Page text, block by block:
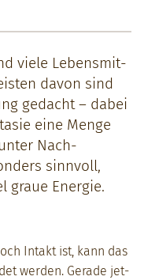
viele Lebens­mit­
davon sind
gedacht – dabei
eine Menge
Nach­
sin­nvoll,
graue Energie.
Intakt ist, kann das
wer­den. Ger­ade jet­